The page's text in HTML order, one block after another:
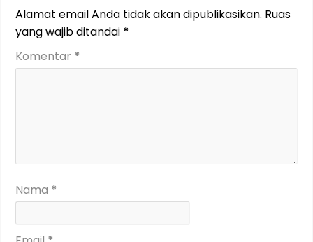
Alamat email Anda tidak akan dipublikasikan. Ruas
yang wajib ditandai *
Komentar *
Nama *